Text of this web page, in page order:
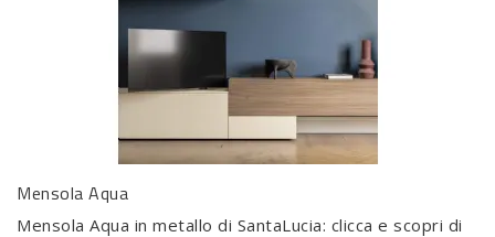
Mensola Aqua
Mensola Aqua in metallo di SantaLucia: clicca e scopri di